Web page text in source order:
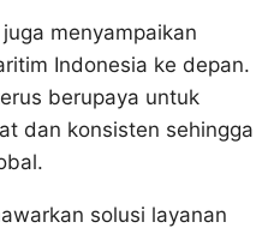
menyampaikan
Indonesia ke depan.
berupaya untuk
dan konsisten sehingga
solusi layanan